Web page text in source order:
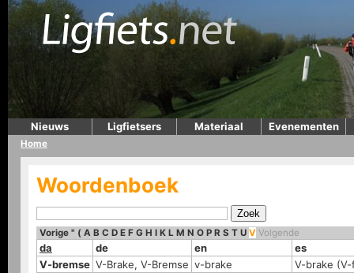
Nieuws Ligfietsers Materiaal Evenementen
Home
Woordenboek
Vorige " ( A B C D E F G H I K L M N O P R S T U V Volgende
da de en
es
V-bremse V-Brake, V-Bremse v-brake
V-brake